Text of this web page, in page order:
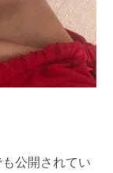
公開されてい